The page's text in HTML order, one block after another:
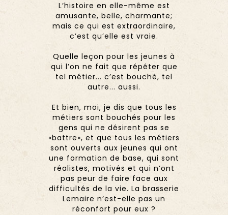
L’histoire en elle-même est
amusante, belle, charmante;
mais ce qui est extraordinaire,
c’est qu’elle est vraie.
Quelle leçon pour les jeunes à
qui l’on ne fait que répéter que
tel métier... c’est bouché, tel
autre... aussi.
Et bien, moi, je dis que tous les
métiers sont bouchés pour les
gens qui ne désirent pas se
«battre», et que tous les métiers
sont ouverts aux jeunes qui ont
une formation de base, qui sont
réalistes, motivés et qui n’ont
pas peur de faire face aux
difficultés de la vie. La brasserie
Lemaire n’est-elle pas un
réconfort pour eux ?